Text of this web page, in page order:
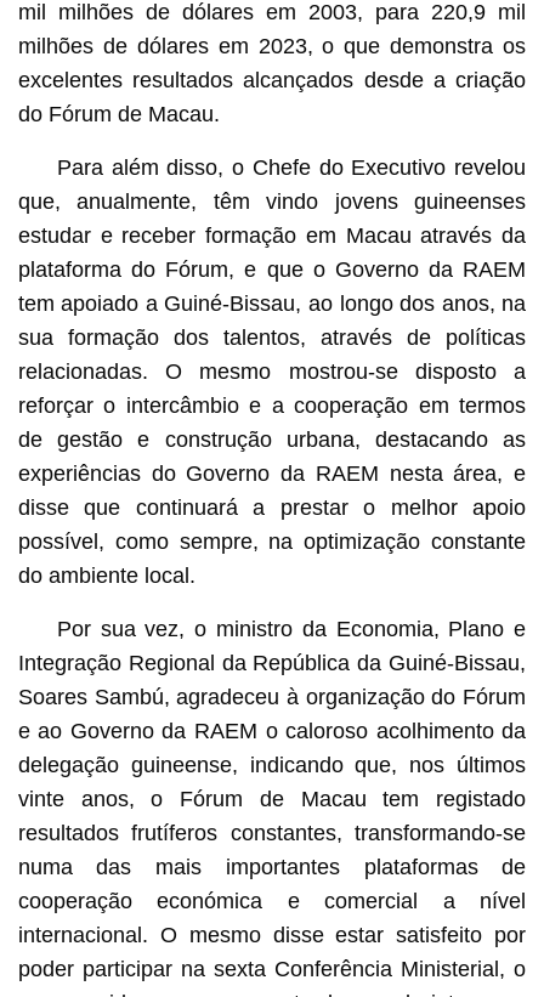
mil milhões de dólares em 2003, para 220,9 mil
milhões de dólares em 2023, o que demonstra os
excelentes resultados alcançados desde a criação
do Fórum de Macau.
Para além disso, o Chefe do Executivo revelou
que, anualmente, têm vindo jovens guineenses
estudar e receber formação em Macau através da
plataforma do Fórum, e que o Governo da RAEM
tem apoiado a Guiné-Bissau, ao longo dos anos, na
sua formação dos talentos, através de políticas
relacionadas. O mesmo mostrou-se disposto a
reforçar o intercâmbio e a cooperação em termos
de gestão e construção urbana, destacando as
experiências do Governo da RAEM nesta área, e
disse que continuará a prestar o melhor apoio
possível, como sempre, na optimização constante
do ambiente local.
Por sua vez, o ministro da Economia, Plano e
Integração Regional da República da Guiné-Bissau,
Soares Sambú, agradeceu à organização do Fórum
e ao Governo da RAEM o caloroso acolhimento da
delegação guineense, indicando que, nos últimos
vinte anos, o Fórum de Macau tem registado
resultados frutíferos constantes, transformando-se
numa das mais importantes plataformas de
cooperação económica e comercial a nível
internacional. O mesmo disse estar satisfeito por
poder participar na sexta Conferência Ministerial, o